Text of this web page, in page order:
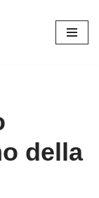
della